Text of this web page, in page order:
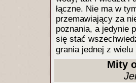
łączne. Nie ma w
przemawiający za
poznania, a jedynie
się stać
grania jednej z
Mity